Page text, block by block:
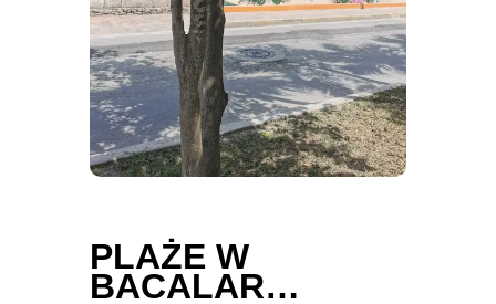
PLAŻE W
BACALAR…